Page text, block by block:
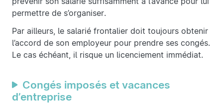
permettre de s’organiser.
Par ailleurs, le salarié frontalier doit toujours obtenir
l’accord de son employeur pour prendre ses congés.
Le cas échéant, il risque un licenciement immédiat.
Congés imposés et vacances
d’entreprise